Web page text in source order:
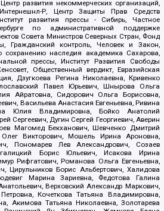
развития некоммерческих организаций,
Р, Центр Защиты Прав Средств
развития прессы - Сибирь, Частное
по административной поддержке
Совета Министров Северных Стран, Фонд
Гражданский контроль, Человек и Закон,
сохранению наследия академика Сахарова,
прессы, Институт Развития Свободы
Общественный вердикт, Евразийская
Дзугкоева Регина Николаевна, Кривенко
Павел Юрьевич, Шнырова Ольга
Айратовна, Сидорович Ольга Борисовна,
Васильева Анастасия Евгеньевна, Ривина
Юлия Владимировна, Бойко Анатолий
Сергеевич, Дугин Сергей Георгиевич, Аверин
Магомед Бекханович, Шевченко Дмитрий
Викторович, Мошель Ирина Ароновна,
Пономарев Лев Александрович, Созаев
Борис Юльевич, Исакова Ирина
Рифгатович, Романова Ольга Евгеньевна,
Цирульников Борис Альбертович, Халидова
Марина Зариевна, Федотова Галина
Верховский Александр Маркович,
Кочеткова Татьяна Владимировна,
Акимова Татьяна Николаевна, Золотарева